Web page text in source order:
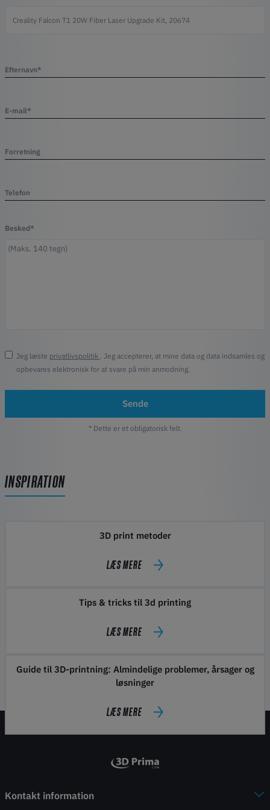
Efternavn*
E-mail*
Forretning
Telefon
Besked*
Jeg læste privatlivspolitik
. Jeg accepterer, at mine data og data indsamles og
opbevares elektronisk for at svare på min anmodning.
Sende
* Dette er et obligatorisk felt.
INSPIRATION
3D print metoder
LÆS MERE
Tips & tricks til 3d printing
LÆS MERE
Guide til 3D-printning: Almindelige problemer, årsager og
løsninger
LÆS MERE
Kontakt information